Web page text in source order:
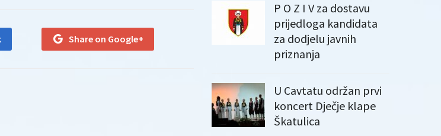
Share on Google+
P O Z I V za dostavu
prijedloga kandidata
za dodjelu javnih
priznanja
U Cavtatu održan prvi
koncert Dječje klape
Škatulica